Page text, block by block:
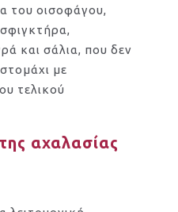
του οισοφάγου,
και σάλια, που δεν
με
τελικού
αχαλασίας